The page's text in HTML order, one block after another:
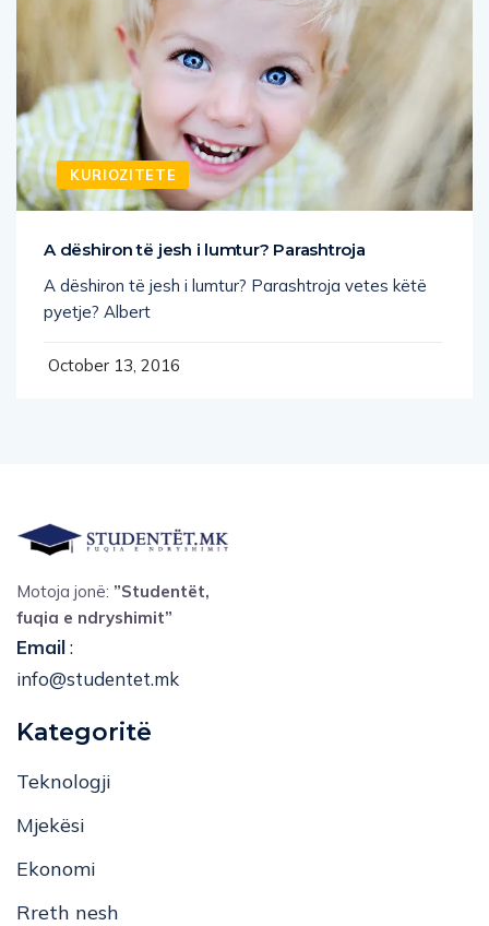
KURIOZITETE
A dëshiron të jesh i lumtur? Parashtroja
A dëshiron të jesh i lumtur? Parashtroja vetes këtë
pyetje? Albert
October 13, 2016
Motoja jonë: ”Studentët,
fuqia e ndryshimit”
Email:
info@studentet.mk
Kategoritë
Teknologji
Mjekësi
Ekonomi
Rreth nesh